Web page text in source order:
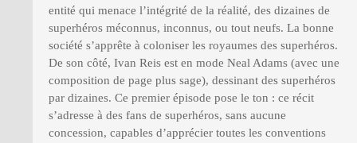
entité qui menace l’intégrité de la réalité, des dizaines de
superhéros méconnus, inconnus, ou tout neufs. La bonne
société s’apprête à coloniser les royaumes des superhéros.
De son côté, Ivan Reis est en mode Neal Adams (avec une
composition de page plus sage), dessinant des superhéros
par dizaines. Ce premier épisode pose le ton : ce récit
s’adresse à des fans de superhéros, sans aucune
concession, capables d’apprécier toutes les conventions